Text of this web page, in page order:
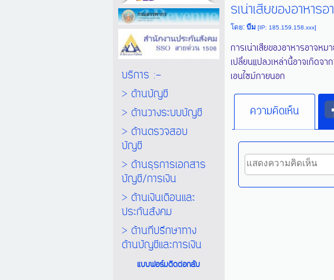
บริการ :-
> ด้านบัญชี
> ด้านวางระบบบัญชี
> ด้านตรวจสอบ
บัญชี
> ด้านธุรการเอกสาร
บัญชี/การเงิน
> ด้านเงินเดือนและ
ประกันสังคม
> ด้านที่ปรึกษาทาง
ด้านบัญชีและการเงิน
แบบฟอร์มติดต่อกลับ
รเน่าเสียของอาหาร
โดย:บีม [IP: 185.159.158.xxx]
การเน่าเสียของอาหารอาจห
เปลี่ยนแปลงเหล่านี้อาจเกิดจ
เอนไซม์ภายนอก
ความคิดเห็น